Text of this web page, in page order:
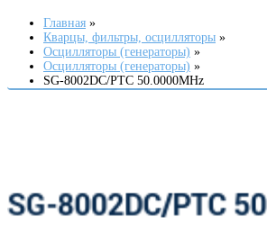
Главная
Кварцы, фильтры, осцилляторы
Осцилляторы (генераторы)
Осцилляторы (генераторы)
SG-8002DC/PTC 50.0000MHz